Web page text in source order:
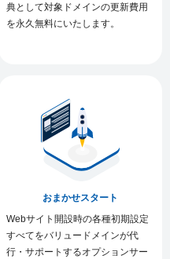
典として対象ドメインの更新費用
を永久無料にいたします。
おまかせスタート
Webサイト開設時の各種初期設定
すべてをバリュードメインが代
行・サポートするオプションサー